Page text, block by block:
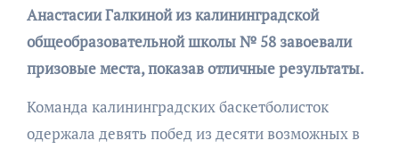
Анастасии Галкиной из калининградской
общеобразовательной школы № 58 завоевали
призовые места, показав отличные результаты.
Команда калининградских баскетболисток
одержала девять побед из десяти возможных в